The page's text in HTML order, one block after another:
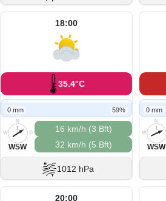
18:00
35.4°C
0 mm 59%
N
O
S
W
WSW
16 km/h (3 Bft)
32 km/h (5 Bft)
1012 hPa
0 mm
N
S
W
WSW
20:00